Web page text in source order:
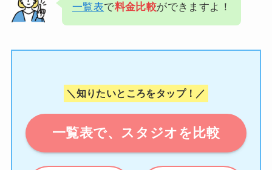
一覧表で料金比較ができますよ！
＼知りたいところをタップ！／
一覧表で、スタジオを比較